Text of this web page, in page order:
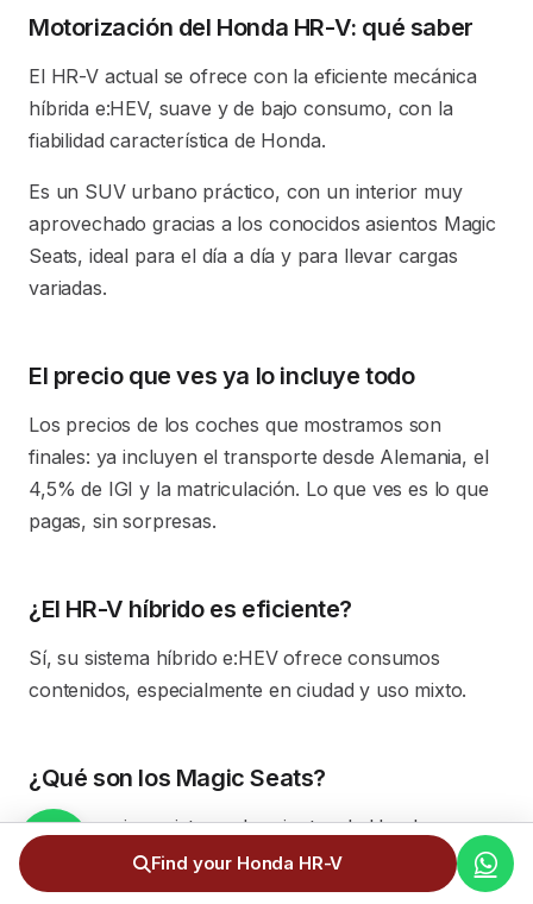
Motorización del Honda HR-V: qué saber
El HR-V actual se ofrece con la eficiente mecánica
híbrida e:HEV, suave y de bajo consumo, con la
fiabilidad característica de Honda.
Es un SUV urbano práctico, con un interior muy
aprovechado gracias a los conocidos asientos Magic
Seats, ideal para el día a día y para llevar cargas
variadas.
El precio que ves ya lo incluye todo
Los precios de los coches que mostramos son
finales: ya incluyen el transporte desde Alemania, el
4,5% de IGI y la matriculación. Lo que ves es lo que
pagas, sin sorpresas.
¿El HR-V híbrido es eficiente?
Sí, su sistema híbrido e:HEV ofrece consumos
contenidos, especialmente en ciudad y uso mixto.
¿Qué son los Magic Seats?
Es el ingenioso sistema de asientos de Honda que
permite múltiples configuraciones para aprovechar al
máximo el espacio interior.
Find your Honda HR-V